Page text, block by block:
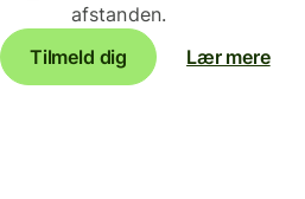
afstanden.
Tilmeld dig
Lær mere